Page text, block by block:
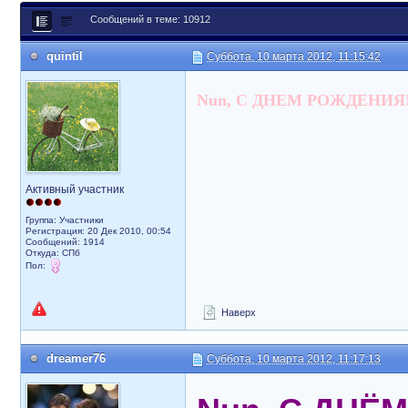
Сообщений в теме: 10912
quintil Суббота, 10 марта 2012, 11:15:42
Активный участник
Группа: Участники
Регистрация: 20 Дек 2010, 00:54
Сообщений: 1914
Откуда: СПб
Пол:
Nun, С ДНЕМ
Наверх
dreamer76 Суббота, 10 марта 2012, 11:17:13